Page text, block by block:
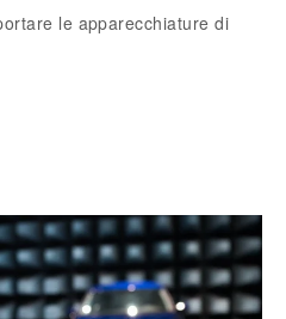
le apparecchiature di